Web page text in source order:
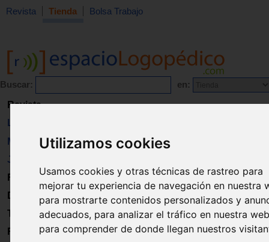
Utilizamos cookies
Usamos cookies y otras técnicas de rastreo para
mejorar tu experiencia de navegación en nuestra
para mostrarte contenidos personalizados y
adecuados, para analizar el tráfico en nuestra
para comprender de donde llegan nuestros
Revista Tienda Bolsa Trabajo
Buscar: en:
Revista
Libros
Material
Juguetes
Formación
Directorio
Trabajo
Registro